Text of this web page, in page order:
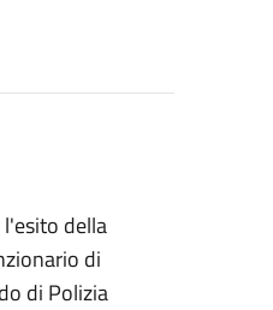
della
di
di Polizia